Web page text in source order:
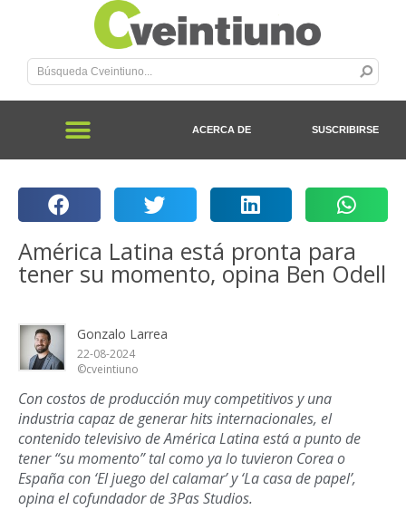
ACERCA DE SUSCRIBIRSE
América Latina está pronta para
tener su momento, opina Ben Odell
Gonzalo Larrea
22-08-2024
©cveintiuno
Con costos de producción muy competitivos y una
industria capaz de generar hits internacionales, el
contenido televisivo de América Latina está a punto de
tener “su momento” tal como ya lo tuvieron Corea o
España con ‘El juego del calamar’ y ‘La casa de papel’,
opina el cofundador de 3Pas Studios.